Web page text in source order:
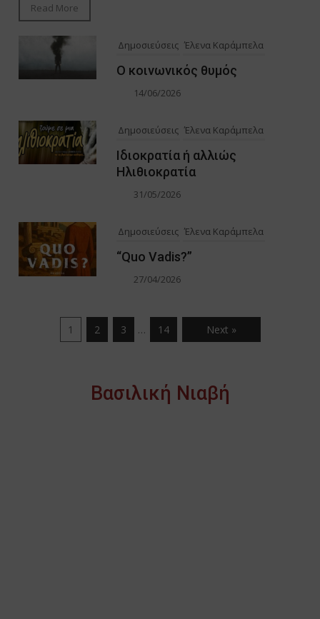
Read More
Δημοσιεύσεις Έλενα Καράμπελα
Ο κοινωνικός θυμός
14/06/2026
Δημοσιεύσεις Έλενα Καράμπελα
Ιδιοκρατία ή αλλιώς
Ηλιθιοκρατία
31/05/2026
Δημοσιεύσεις Έλενα Καράμπελα
“Quo Vadis?”
27/04/2026
1 2 3 … 14 Next »
Βασιλική Νιαβή